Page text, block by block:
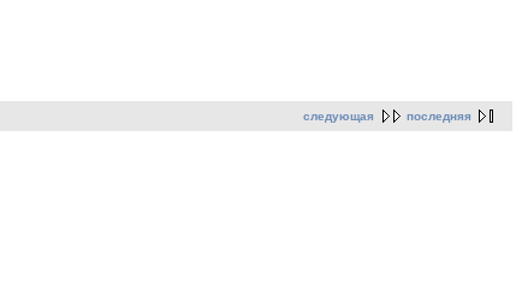
следующая последняя